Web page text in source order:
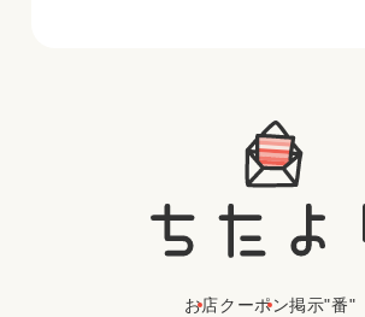
お店クーポン掲示"番"